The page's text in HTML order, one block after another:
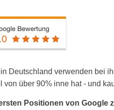
Deutschland verwenden
über 90% inne hat - und
Positionen von